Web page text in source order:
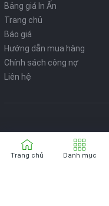
Bảng giá In Ấn
Trang chủ
Báo giá
Hướng dẫn mua hàng
Chính sách công nợ
Liên hệ
Bản quyển thuộc về VPP ONLINE
Trang chủ Danh mục